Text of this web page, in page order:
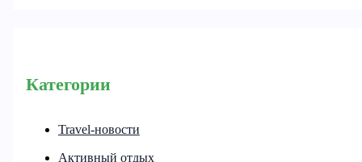
Категории
Travel-новости
Активный отдых